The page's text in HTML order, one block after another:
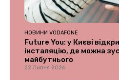
НОВИНИ VODAFONE
Future You: у Києві
інсталяцію, де можна
майбутнього
22 Липня 2026